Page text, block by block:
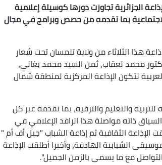
الجزائرية تجاوزت دورها كوسيلة إعلامية
بما تقدمه من حصص وبرامج في مجال
هذا الثلاثاء من ولاية تلمسان تحت شعار
الدكتور محمد لعقاب، ثمن السيد محمد بغالي،
لتكون الإذاعة المركزية لمنطقة شمال
والتعليم والترفيه، بما تقدمه عبر كل
ذاته مواصلة هذا الرافد الإعلامي في
الإذاعة الثقافية ثم إذاعة الشباب "جيل أف أم "
للأغنية والموسيقى الشبابية الهادفة، وأخيرا أطلقت الإذاعة
مع ما يسمى بالزمن الجميل".